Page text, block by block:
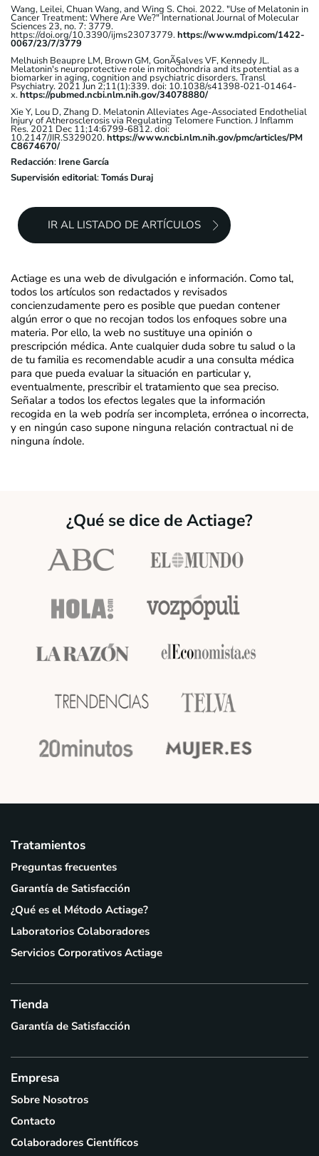
Wang, Leilei, Chuan Wang, and Wing S. Choi. 2022. "Use of Melatonin in
Cancer Treatment: Where Are We?" International Journal of Molecular
Sciences 23, no. 7: 3779.
https://doi.org/10.3390/ijms23073779.https://www.mdpi.com/1422-
0067/23/7/3779
Melhuish Beaupre LM, Brown GM, GonÃ§alves VF, Kennedy JL.
Melatonin's neuroprotective role in mitochondria and its potential as a
biomarker in aging, cognition and psychiatric disorders. Transl
Psychiatry. 2021 Jun 2;11(1):339. doi: 10.1038/s41398-021-01464-
x.https://pubmed.ncbi.nlm.nih.gov/34078880/
Xie Y, Lou D, Zhang D. Melatonin Alleviates Age-Associated Endothelial
Injury of Atherosclerosis via Regulating Telomere Function. J Inflamm
Res. 2021 Dec 11;14:6799-6812. doi:
10.2147/JIR.S329020.https://www.ncbi.nlm.nih.gov/pmc/articles/PM
C8674670/
Redacción: Irene García
Supervisión editorial:Tomás Duraj
IR AL LISTADO DE ARTÍCULOS
Actiage es una web de divulgación e información. Como tal,
todos los artículos son redactados y revisados
concienzudamente pero es posible que puedan contener
algún error o que no recojan todos los enfoques sobre una
materia. Por ello, la web no sustituye una opinión o
prescripción médica. Ante cualquier duda sobre tu salud o la
de tu familia es recomendable acudir a una consulta médica
para que pueda evaluar la situación en particular y,
eventualmente, prescribir el tratamiento que sea preciso.
Señalar a todos los efectos legales que la información
recogida en la web podría ser incompleta, errónea o incorrecta,
y en ningún caso supone ninguna relación contractual ni de
ninguna índole.
¿Qué se dice de Actiage?
Tratamientos
Preguntas frecuentes
Garantía de Satisfacción
¿Qué es el Método Actiage?
Laboratorios Colaboradores
Servicios Corporativos Actiage
Tienda
Garantía de Satisfacción
Empresa
Sobre Nosotros
Contacto
Colaboradores Científicos